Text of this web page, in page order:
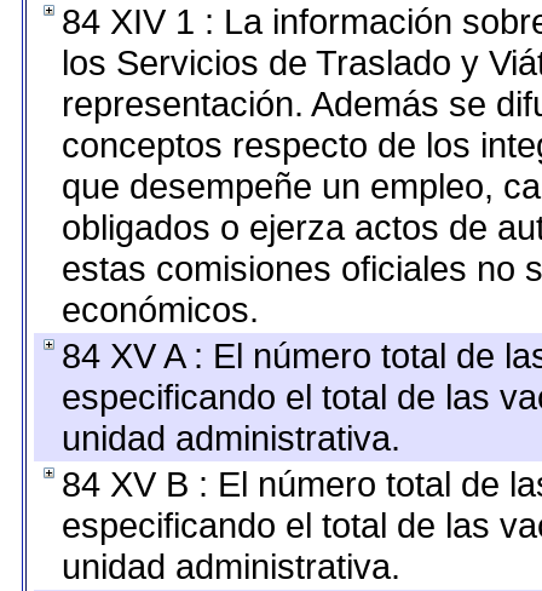
84 XIV 1 : La información
los Servicios de Traslado y
representación. Además se
conceptos respecto de los
que desempeñe un empleo,
obligados o ejerza actos de
estas comisiones oficiales no
económicos.
84 XV A : El número total de
especificando el total de las
unidad administrativa.
84 XV B : El número total de
especificando el total de las
unidad administrativa.